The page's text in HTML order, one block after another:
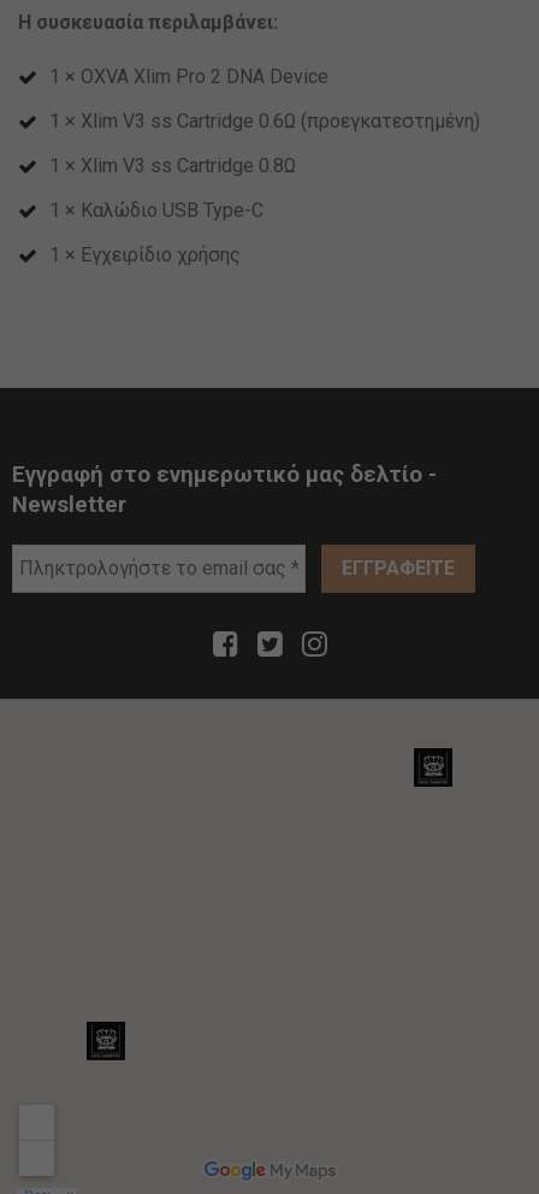
Η συσκευασία περιλαμβάνει:
1 × OXVA Xlim Pro 2 DNA Device
1 × Xlim V3 ss Cartridge 0.6Ω (προεγκατεστημένη)
1 × Xlim V3 ss Cartridge 0.8Ω
1 × Καλώδιο USB Type-C
1 × Εγχειρίδιο χρήσης
Εγγραφή στο ενημερωτικό μας δελτίο -
Newsletter